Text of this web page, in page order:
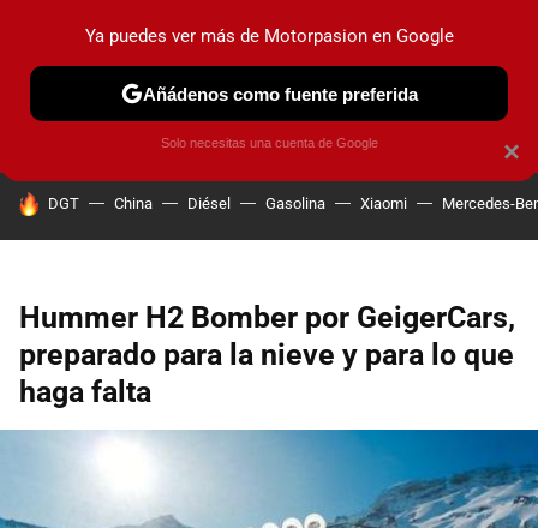
PRUEBAS COCHES ELÉCTRICOS OBSERVATORIO
HOY SE HABLA DE
DGT China Diésel Gasolina Xiaomi Mercedes-
Hummer H2 Bomber por GeigerCars,
preparado para la nieve y para lo que
haga falta
×
Ya puedes ver más de Motorpasion en Google
Añádenos como fuente preferida
Solo necesitas una cuenta de Google